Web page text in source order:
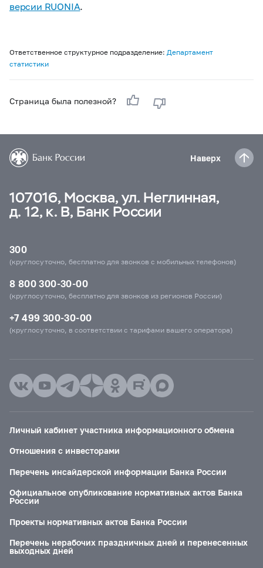
версии RUONIA.
Ответственное структурное подразделение: Департамент
статистики
Страница была полезной?
Наверх
107016, Москва, ул. Неглинная,
д. 12, к. В, Банк России
300
(круглосуточно, бесплатно для звонков с мобильных телефонов)
8 800 300-30-00
(круглосуточно, бесплатно для звонков из регионов России)
+7 499 300-30-00
(круглосуточно, в соответствии с тарифами вашего оператора)
Личный кабинет участника информационного обмена
Отношения с инвесторами
Перечень инсайдерской информации Банка России
Официальное опубликование нормативных актов Банка
России
Проекты нормативных актов Банка России
Перечень нерабочих праздничных дней и перенесенных
выходных дней